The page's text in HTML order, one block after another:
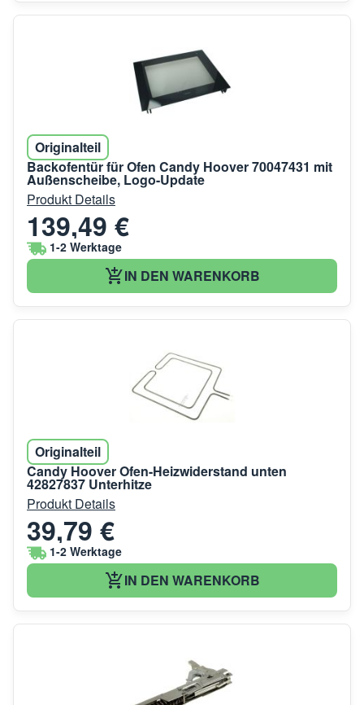
Originalteil
Backofentür für Ofen Candy Hoover 70047431 mit
Außenscheibe, Logo-Update
Produkt Details
139,49 €
1-2 Werktage
IN DEN WARENKORB
Originalteil
Candy Hoover Ofen-Heizwiderstand unten
42827837 Unterhitze
Produkt Details
39,79 €
1-2 Werktage
IN DEN WARENKORB